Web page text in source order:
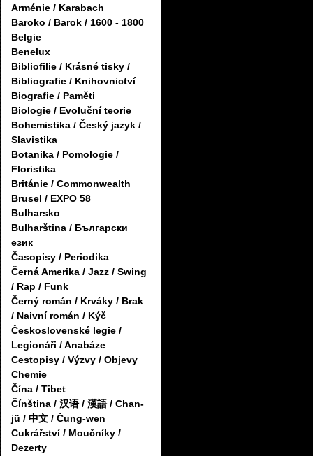
Arménie / Karabach
Baroko / Barok / 1600 - 1800
Belgie
Benelux
Bibliofilie / Krásné tisky /
Bibliografie / Knihovnictví
Biografie / Paměti
Biologie / Evoluční teorie
Bohemistika / Český jazyk /
Slavistika
Botanika / Pomologie /
Floristika
Británie / Commonwealth
Brusel / EXPO 58
Bulharsko
Bulharština / Български
език
Časopisy / Periodika
Černá Amerika / Jazz / Swing
/ Rap / Funk
Černý román / Krváky / Brak
/ Naivní román / Kýč
Československé legie /
Legionáři / Anabáze
Cestopisy / Výzvy / Objevy
Chemie
Čína / Tibet
Čínština / 汉语 / 漢語 / Chan-
jü / 中文 / Čung-wen
Cukrářství / Moučníky /
Dezerty